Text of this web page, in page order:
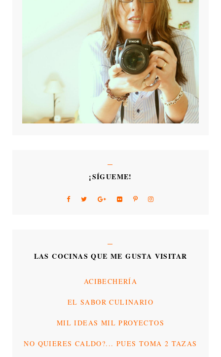
¡SÍGUEME!
LAS COCINAS QUE ME GUSTA VISITAR
ACIBECHERÍA
EL SABOR CULINARIO
MIL IDEAS MIL PROYECTOS
NO QUIERES CALDO?... PUES TOMA 2 TAZAS